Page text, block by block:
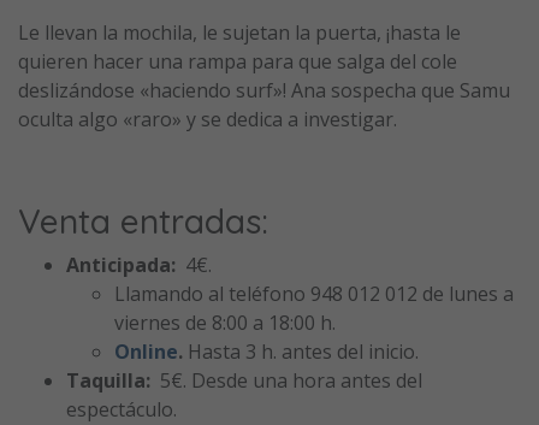
Le llevan la mochila, le sujetan la puerta, ¡hasta le
quieren hacer una rampa para que salga del cole
deslizándose «haciendo surf»! Ana sospecha que Samu
oculta algo «raro» y se dedica a investigar.
Venta entradas:
Anticipada: 4€.
Llamando al teléfono 948 012 012 de lunes a
viernes de 8:00 a 18:00 h.
Online. Hasta 3 h. antes del inicio.
Taquilla: 5€. Desde una hora antes del
espectáculo.